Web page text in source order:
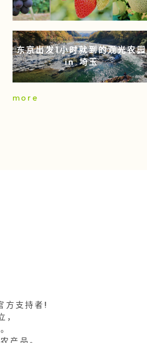
东京出发1小时就到的观光农园
in 埼玉
more
支持者!
，